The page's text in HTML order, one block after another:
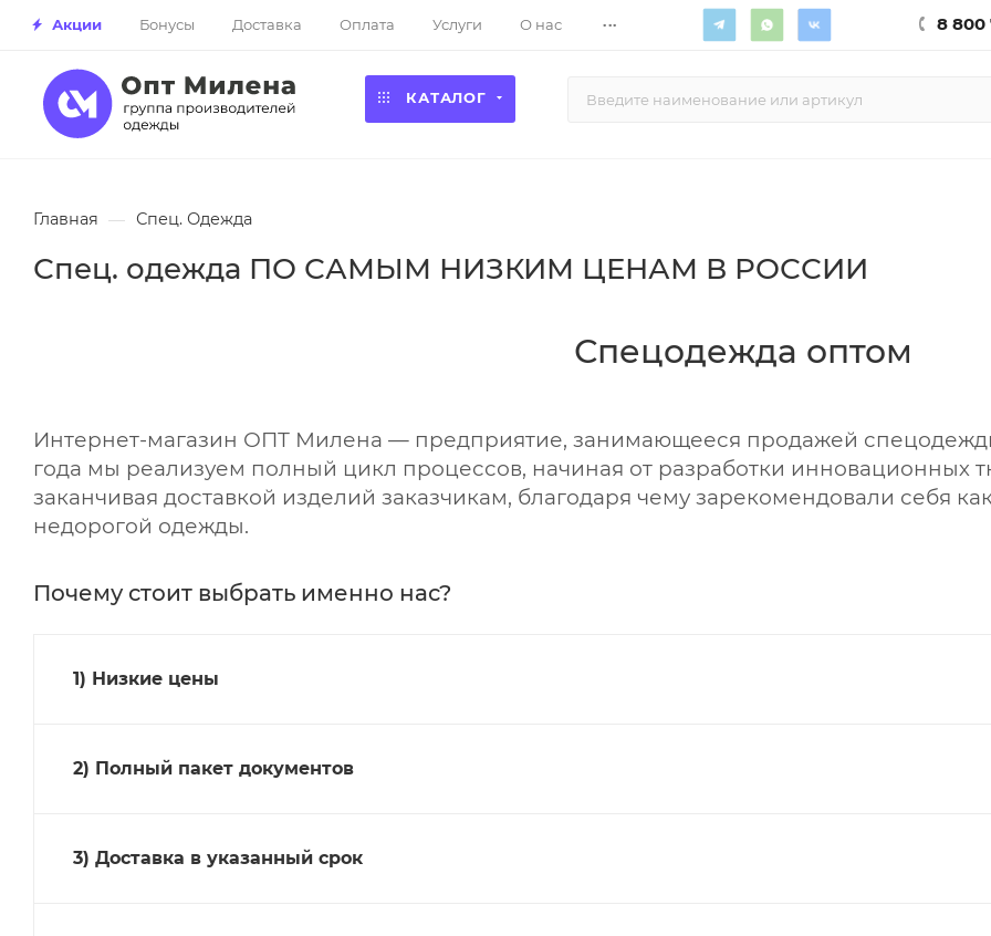
Акции Бонусы Доставка Оплата Услуги О нас ... 8 800
КАТАЛОГ
Главная — Спец. Одежда
Спец. одежда ПО САМЫМ НИЗКИМ ЦЕНАМ В РОССИИ
Спецодежда оптом
Интернет-магазин ОПТ Милена — предприятие, занимающееся продажей
года мы реализуем полный цикл процессов, начиная от разработки инновационных
заканчивая доставкой изделий заказчикам, благодаря чему зарекомендовали себя
недорогой одежды.
Почему стоит выбрать именно нас?
1) Низкие цены
2) Полный пакет документов
3) Доставка в указанный срок